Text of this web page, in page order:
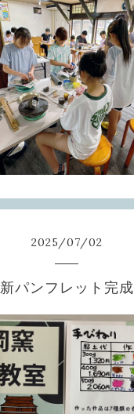
2025/07/02
新パンフレット完成